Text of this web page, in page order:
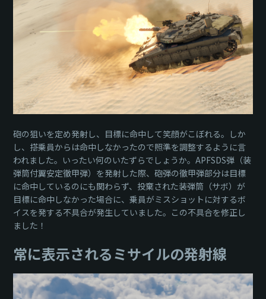
砲の狙いを定め発射し、目標に命中して笑顔がこぼれる。しか
し、搭乗員からは命中しなかったので照準を調整するように言
われました。いったい何のいたずらでしょうか。APFSDS弾（装
弾筒付翼安定徹甲弾）を発射した際、砲弾の徹甲弾部分は目標
に命中しているのにも関わらず、投棄された装弾筒（サボ）が
目標に命中しなかった場合に、乗員がミスショットに対するボ
イスを発する不具合が発生していました。この不具合を修正し
ました！
常に表示されるミサイルの発射線